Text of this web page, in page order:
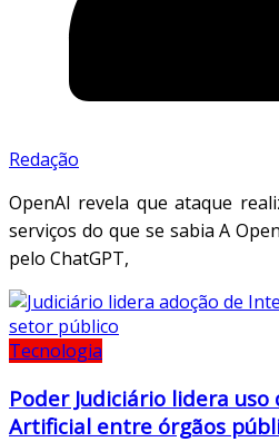
Redação
OpenAI revela que ataque
serviços do que se sabia A
pelo ChatGPT,
Tecnologia
Poder Judiciário lidera
Artificial entre órgãos